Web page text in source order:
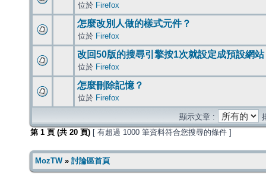
位於 Firefox
怎麼改別人做的樣式元件？
位於 Firefox
改回50版的搜尋引擎按1次就設定成預設網站
位於 Firefox
怎麼刪除記憶？
位於 Firefox
顯示文章 :
第 1 頁 (共 20 頁) [ 有超過 1000 筆資料符合您搜尋的條件 ]
MozTW» 討論區首頁